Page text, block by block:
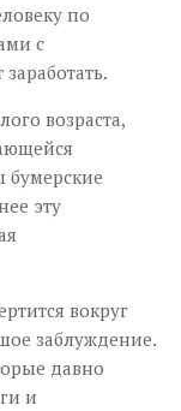
по
с
возраста,
бумерские
эту
вокруг
заблуждение.
давно
и